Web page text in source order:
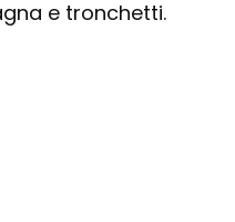
e tronchetti.